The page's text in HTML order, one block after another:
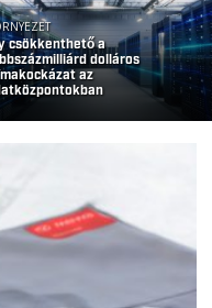
csökkenthető a
dolláros
az